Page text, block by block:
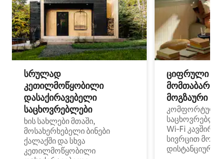
სრულად
კეთილმოწყობილი
დასაქირავებელი
საცხოვრებლები
ხის სახლები მთაში,
მოსახერხებელი ბინები
ქალაქში და სხვა
კეთილმოწყობილი
ციფრული
მოგზაური
კომფორტული
Wi‑Fi
სივრცით
დისტანციური